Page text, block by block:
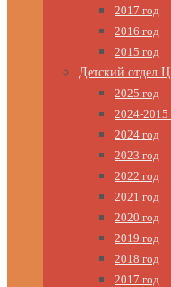
2017 год
2016 год
2015 год
Детский отдел
2025 год
2024-2015
2024 год
2023 год
2022 год
2021 год
2020 год
2019 год
2018 год
2017 год